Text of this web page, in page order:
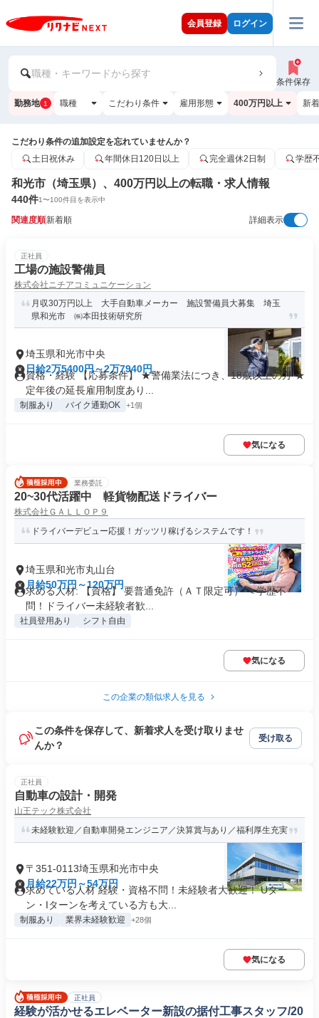
会員登録 ログイン
職種・キーワードから探す
条件保存
勤務地 1 職種 こだわり条件 雇用形態 400万円以上 新
こだわり条件の追加設定を忘れていませんか？
土日祝休み
年間休日120日以上 完全週休2日制 学歴
和光市（埼玉県）、400万円以上の転職・求人情報
440件1〜100件目を表示中
関連度順新着順 詳細表示
正社員
工場の施設警備員
株式会社ニチアコミュニケーション
月収30万円以上 大手自動車メーカー 施設警備員大募集 埼玉
県和光市 ㈱本田技術研究所
埼玉県和光市中央
日給2万5400円～2万7940円
資格・経験 【応募条件】 ★警備業法につき、18歳以上の方 ★
定年後の延長雇用制度あり...
制服あり バイク通勤OK +1個
気になる
業務委託
20~30代活躍中 軽貨物配送ドライバー
株式会社ＧＡＬＬＯＰ９
ドライバーデビュー応援！ガッツリ稼げるシステムです！
埼玉県和光市丸山台
月給50万円～120万円
求める人材: 【資格】 要普通免許（ＡＴ限定可） ＜学歴不
問！ドライバー未経験者歓...
社員登用あり シフト自由
気になる
この企業の類似求人を見る
この条件を保存して、新着求人を受け取りませ
んか？
受け取る
正社員
自動車の設計・開発
山王テック株式会社
未経験歓迎／自動車開発エンジニア／決算賞与あり／福利厚生充実
〒351-0113埼玉県和光市中央
月給22万円～54万円
求めている人材 経験・資格不問！未経験者大歓迎！ Uター
ン・Iターンを考えている方も大...
制服あり 業界未経験歓迎 +28個
気になる
正社員
経験が活かせるエレベーター新設の据付工事スタッフ/20